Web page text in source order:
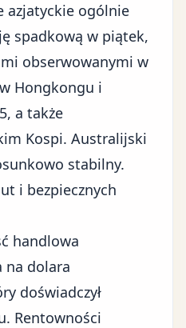
azjatyckie ogólnie
spadkową w piątek,
obserwowanymi w
Hongkongu i
a także
Kospi. Australijski
stabilny.
i bezpiecznych
handlowa
na dolara
doświadczył
Rentowności